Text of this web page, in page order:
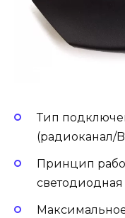
Тип
(радиоканал/
Принцип
светодиодная